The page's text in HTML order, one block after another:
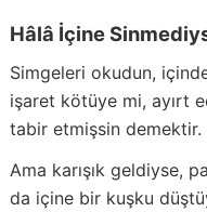
Hâlâ İçine
Simgeleri okudun,
işaret kötüye mi, ayırt
tabir etmişsin demektir.
Ama karışık geldiyse,
da içine bir kuşku